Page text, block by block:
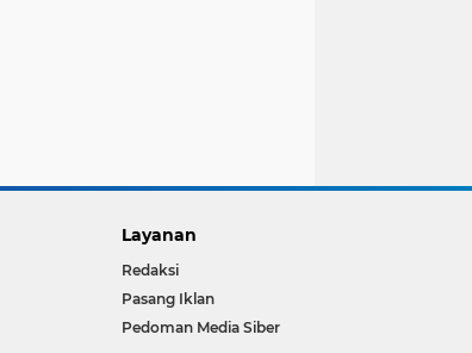
Layanan
Redaksi
Pasang Iklan
Pedoman Media Siber